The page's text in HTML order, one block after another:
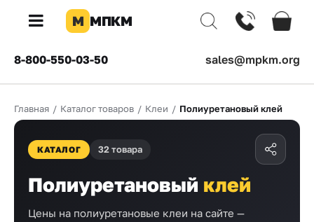
×
КОМПАНИЯ
компании
Доставка
Оплата
М МПКМ
8-800-550-03-50 sales@mpkm.org
Главная / Каталог товаров / Клеи / Полиуретановый клей
КАТАЛОГ 32 товара
Полиуретановый клей
Цены на полиуретановые клеи на сайте —